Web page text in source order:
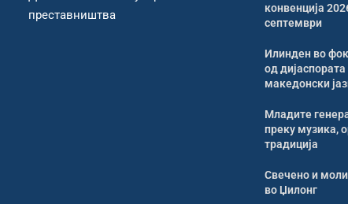
преставништва
конвенција
септември
Илинден во
од
македонски
Младите
преку музика,
традиција
Свечено и
во Џилонг